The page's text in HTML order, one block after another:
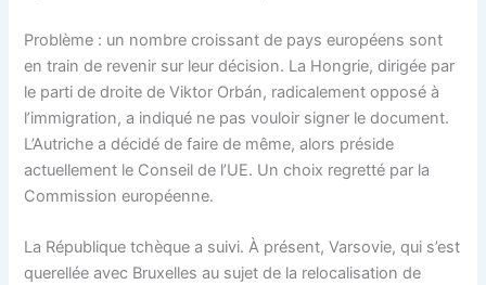
Problème : un nombre croissant de pays européens sont
en train de revenir sur leur décision. La Hongrie, dirigée par
le parti de droite de Viktor Orbán, radicalement opposé à
l’immigration, a indiqué ne pas vouloir signer le document.
L’Autriche a décidé de faire de même, alors préside
actuellement le Conseil de l’UE. Un choix regretté par la
Commission européenne.
La République tchèque a suivi. À présent, Varsovie, qui s’est
querellée avec Bruxelles au sujet de la relocalisation de